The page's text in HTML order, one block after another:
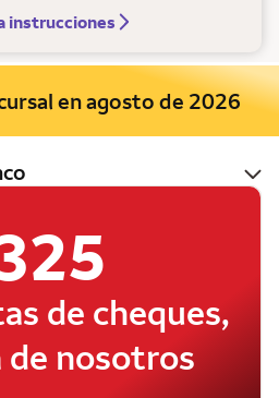
instrucciones
en agosto de 2026
de cheques,
nosotros